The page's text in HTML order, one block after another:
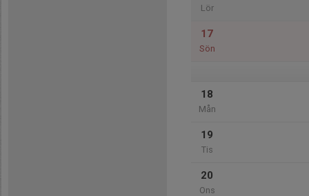
Lör
17
Sön
18
Mån
19
Tis
20
Ons